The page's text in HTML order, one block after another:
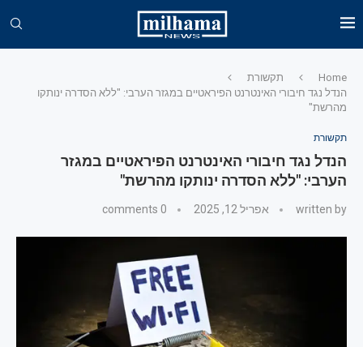
Home
תקשורת
הנדל נגד חיבורי האינטרנט הפיראטיים במגזר הערבי: "ללא הסדרה ינותקו
מהרשת"
תקשורת
הנדל נגד חיבורי האינטרנט הפיראטיים במגזר
הערבי: "ללא הסדרה ינותקו מהרשת"
written by אפריל 12, 2025 0 comments